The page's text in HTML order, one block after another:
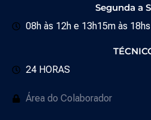
Segunda a
08h às 12h e 13h15m às 18hs
24 HORAS
Área do Colaborador